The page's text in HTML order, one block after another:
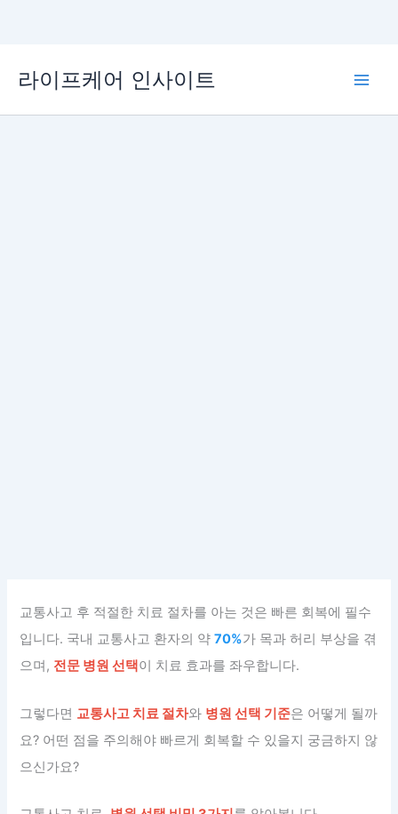
로
라이프케어 인사이트
교통사고 후 적절한 치료 절차를 아는 것은 빠른 회복에 필수
입니다. 국내 교통사고 환자의 약70%가 목과 허리 부상을 겪
으며, 전문 병원 선택이 치료 효과를 좌우합니다.
그렇다면 교통사고 치료 절차와 병원 선택 기준은 어떻게 될까
요? 어떤 점을 주의해야 빠르게 회복할 수 있을지 궁금하지 않
으신가요?